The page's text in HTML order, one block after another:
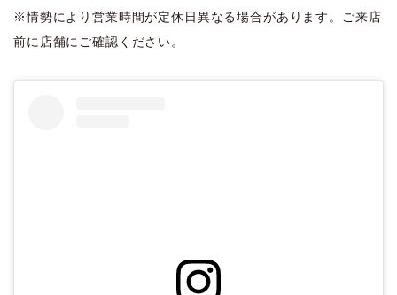
※情勢により営業時間が定休日異なる場合があります。ご来店
前に店舗にご確認ください。